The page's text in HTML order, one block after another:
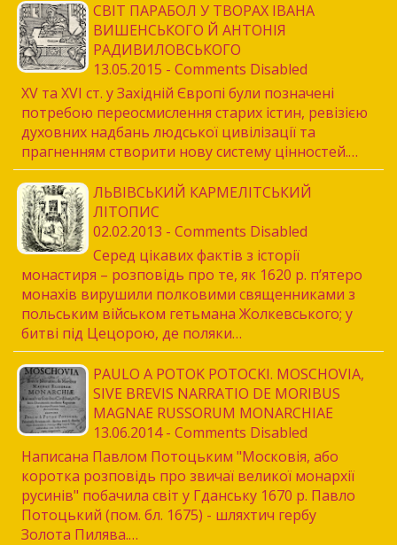
СВІТ ПАРАБОЛ У ТВОРАХ ІВАНА
ВИШЕНСЬКОГО Й АНТОНІЯ
РАДИВИЛОВСЬКОГО
13.05.2015 - Comments Disabled
XV та XVI ст. у Західній Європі були позначені
потребою переосмислення старих істин, ревізією
духовних надбань людської цивілізації та
прагненням створити нову систе­му цінностей.…
ЛЬВІВСЬКИЙ КАРМЕЛІТСЬКИЙ
ЛІТОПИС
02.02.2013 - Comments Disabled
Серед цікавих фактів з історії
монастиря – розповідь про те, як 1620 р. п’ятеро
монахів вирушили полковими священниками з
польським військом гетьмана Жолкевського; у
битві під Цецорою, де поляки…
PAULO A POTOK POTOCKI. MOSCHOVIA,
SIVE BREVIS NARRATIO DE MORIBUS
MAGNAE RUSSORUM MONARCHIAE
13.06.2014 - Comments Disabled
Написана Павлом Потоцьким "Московія, або
коротка розповідь про звичаї великої монархії
русинів" побачила світ у Гданську 1670 р. Павло
Потоцький (пом. бл. 1675) - шляхтич гербу
Золота Пилява.…